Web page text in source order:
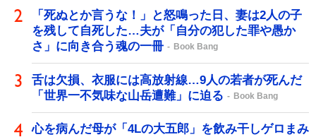
「死ぬとか言うな！」と怒鳴った日、妻は2人の子
を残して自死した…夫が「自分の犯した罪や愚か
さ」に向き合う魂の一冊
Book Bang
舌は欠損、衣服には高放射線…9人の若者が死んだ
「世界一不気味な山岳遭難」に迫る
Book Bang
心を病んだ母が「4Lの大五郎」を飲み干しゲロまみ